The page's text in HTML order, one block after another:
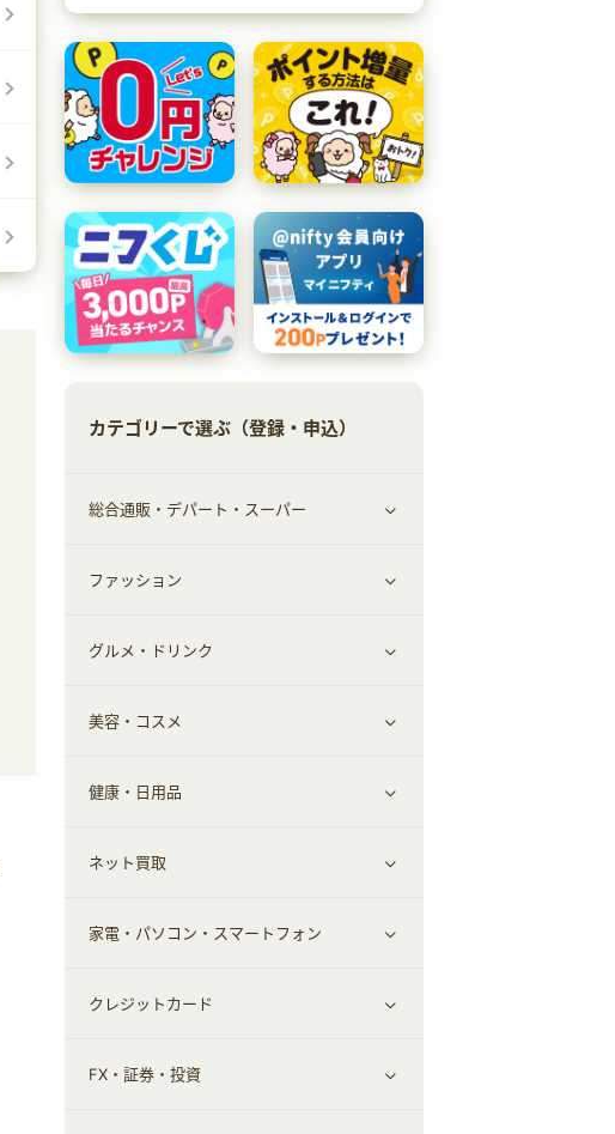
カテゴリーで選ぶ（登録・申込）
総合通販・デパート・スーパー
すべて見る
総合通販
ファッション
すべて見る
ファッション
インナー・下着
スーツ・フォーマル
グルメ・ドリンク
すべて見る
グルメ
お酒
食材宅配
ウォーターサーバー
美容・コスメ
すべて見る
ヘアケア
エステ・サロン
メンズ美容
健康・日用品
すべて見る
スポーツ・フィットネス
日用品・薬局・からだ
ネット買取
すべて見る
ネット買取
家電・パソコン・スマートフォン
すべて見る
家電・パソコン・ソフトウェア
クレジットカード
すべて見る
FX・証券・投資